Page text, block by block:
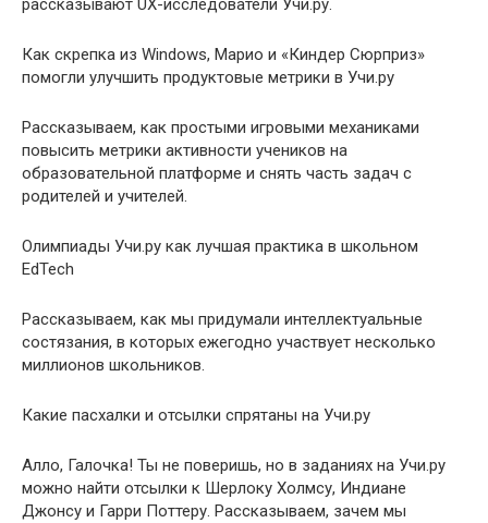
рассказывают UX-исследователи Учи.ру.
Как скрепка из Windows, Марио и «Киндер Сюрприз»
помогли улучшить продуктовые метрики в Учи.ру
Рассказываем, как простыми игровыми механиками
повысить метрики активности учеников на
образовательной платформе и снять часть задач с
родителей и учителей.
Олимпиады Учи.ру как лучшая практика в школьном
EdTech
Рассказываем, как мы придумали интеллектуальные
состязания, в которых ежегодно участвует несколько
миллионов школьников.
Какие пасхалки и отсылки спрятаны на Учи.ру
Алло, Галочка! Ты не поверишь, но в заданиях на Учи.ру
можно найти отсылки к Шерлоку Холмсу, Индиане
Джонсу и Гарри Поттеру. Рассказываем, зачем мы